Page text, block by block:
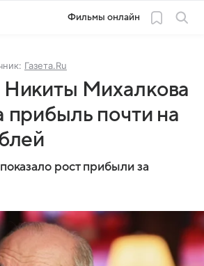
Фильмы онлайн
Газета.Ru
Михалкова
прибыль почти на
рост прибыли за